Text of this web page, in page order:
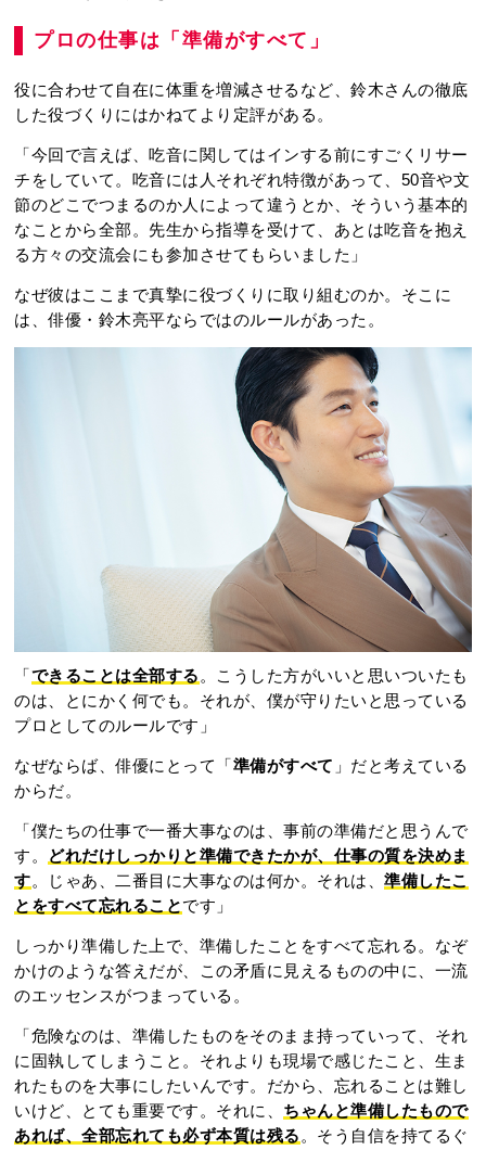
プロの仕事は「準備がすべて」
役に合わせて自在に体重を増減させるなど、鈴木さんの徹底
した役づくりにはかねてより定評がある。
「今回で言えば、吃音に関してはインする前にすごくリサー
チをしていて。吃音には人それぞれ特徴があって、50音や文
節のどこでつまるのか人によって違うとか、そういう基本的
なことから全部。先生から指導を受けて、あとは吃音を抱え
る方々の交流会にも参加させてもらいました」
なぜ彼はここまで真摯に役づくりに取り組むのか。そこに
は、俳優・鈴木亮平ならではのルールがあった。
「できることは全部する 。こうした方がいいと思いついたも
のは、とにかく何でも。それが、僕が守りたいと思っている
プロとしてのルールです」
なぜならば、俳優にとって「準備がすべて 」だと考えている
からだ。
「僕たちの仕事で一番大事なのは、事前の準備だと思うんで
す。
どれだけしっかりと準備できたかが、仕事の質を決めま
す。じゃあ、二番目に大事なのは何か。それは、 準備したこ
とをすべて忘れることです」
しっかり準備した上で、準備したことをすべて忘れる。なぞ
かけのような答えだが、この矛盾に見えるものの中に、一流
のエッセンスがつまっている。
「危険なのは、準備したものをそのまま持っていって、それ
に固執してしまうこと。それよりも現場で感じたこと、生ま
れたものを大事にしたいんです。だから、忘れることは難し
いけど、とても重要です。それに、 ちゃんと準備したもので
あれば、全部忘れても必ず本質は残る 。そう自信を持てるぐ